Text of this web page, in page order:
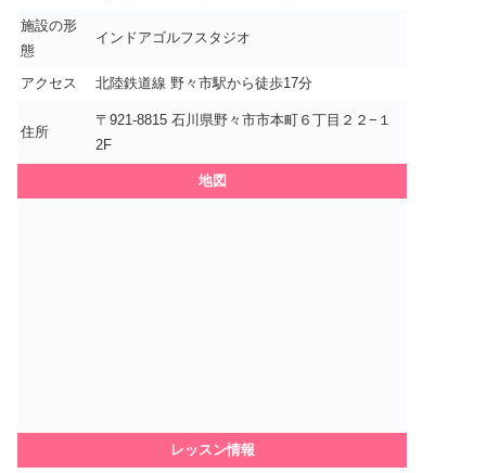
施設の形
態
インドアゴルフスタジオ
アクセス 北陸鉄道線 野々市駅から徒歩17分
住所
〒921-8815 石川県野々市市本町６丁目２２−１
2F
地図
レッスン情報